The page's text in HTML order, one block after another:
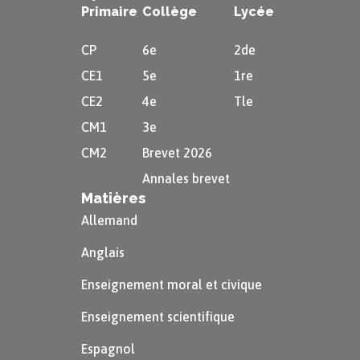
Primaire
CP
CE1
CE2
CM1
CM2
Collège
6e
5e
4e
3e
Brevet 2026
Annales brevet
Lycée
2de
1re
Tle
Matières
Allemand
Anglais
Enseignement moral et civique
Enseignement scientifique
Espagnol